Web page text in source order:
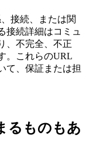
接続、または関
接続詳細はコミュ
、不完全、不正
。これらのURL
て、保証または担
るものもあ